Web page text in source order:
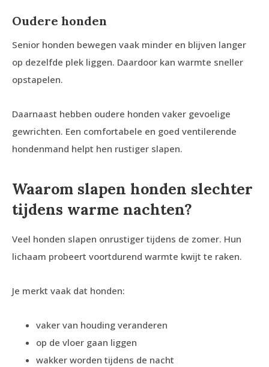
Oudere honden
Senior honden bewegen vaak minder en blijven langer
op dezelfde plek liggen. Daardoor kan warmte sneller
opstapelen.
Daarnaast hebben oudere honden vaker gevoelige
gewrichten. Een comfortabele en goed ventilerende
hondenmand helpt hen rustiger slapen.
Waarom slapen honden slechter
tijdens warme nachten?
Veel honden slapen onrustiger tijdens de zomer. Hun
lichaam probeert voortdurend warmte kwijt te raken.
Je merkt vaak dat honden:
vaker van houding veranderen
op de vloer gaan liggen
wakker worden tijdens de nacht